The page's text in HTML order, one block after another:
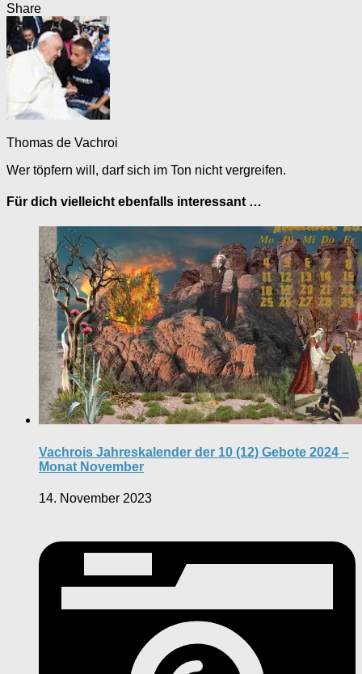
Share
Thomas de Vachroi
Wer töpfern will, darf sich im Ton nicht vergreifen.
Für dich vielleicht ebenfalls interessant …
Vachrois Jahreskalender der 10 (12) Gebote 2024 –
Monat November
14. November 2023